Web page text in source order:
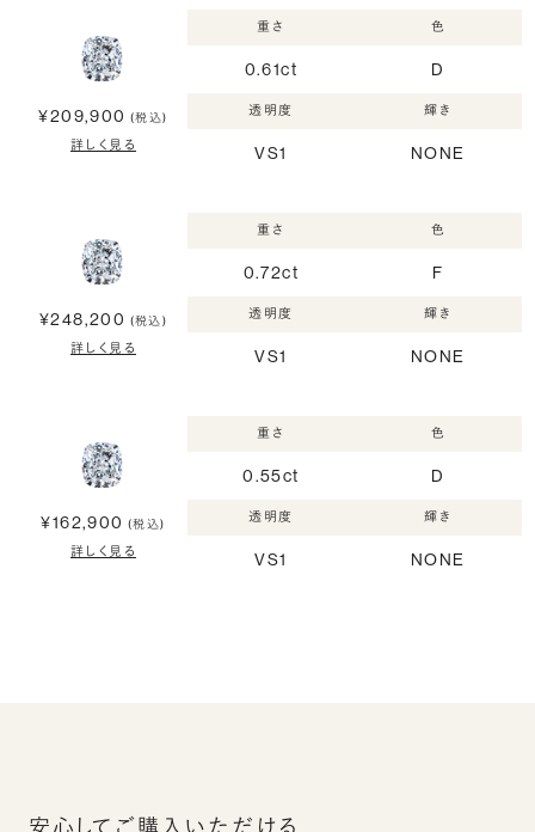
¥209,900 (税込)
詳しく見る
重さ
0.61ct
色
D
透明度
VS1
輝き
NONE
¥248,200 (税込)
詳しく見る
重さ
0.72ct
色
F
透明度
VS1
輝き
NONE
¥162,900 (税込)
詳しく見る
重さ
0.55ct
色
D
透明度
VS1
輝き
NONE